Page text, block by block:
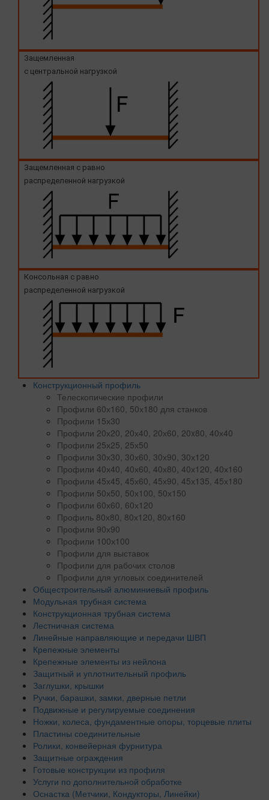
Защемленная
с центральной нагрузкой
Защемленная с равно
распределенной нагрузкой
Консольная с равно
распределенной нагрузкой
Конструкционный профиль
Телескопические профили
Профили 60х160, 50х180 для станков
Профили 15х30
Профили 20х20, 20х40, 20х60, 20x80, 40х40
Профили 25х25, 25х50
Профили 30х30, 30х60, 30х90, 30х120
Профили 40х40, 40х60, 40х80, 40х120, 40х160
Профили 45х45, 45х60, 45х90, 45х135, 45х180
Профили 50х50, 50х100, 50х150
Профили 60х60, 60х120
Профиль 80х80, 80х120, 80х160
Профили 90х90
Профили 100х100
Профили для выставок
Профили для рабочих столов
Профили для угловых соединителей
Общестроительный алюминиевый профиль
Модульная трубная система
Конструкционная трубная система
Лестничная система
Линейные направляющие и передачи ШВП
Крепежные элементы
Крепежные элементы из нейлона
Защитный и уплотнительный профиль
Заглушки, крышки
Ручки, барашки, замки, дверные петли
Подвижные и регулируемые соединения
Ножки, колеса, фундаментные опоры, торцевые плиты
Пластины соединительные
Ролики, конвейерная фурнитура
Защитные ограждения
Готовые конструкции из профиля
Услуги по дополнительной обработке
Оснастка (Метчики, Кондукторы, Линейки)